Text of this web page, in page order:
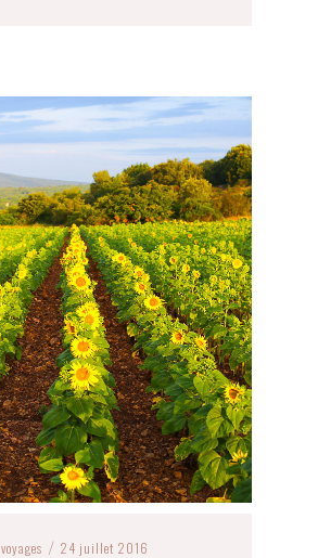
voyages / 24 juillet 2016